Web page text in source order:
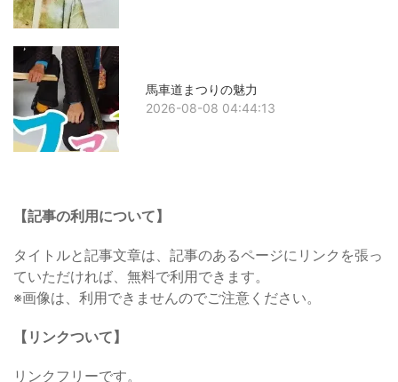
馬車道まつりの魅力
2026-08-08 04:44:13
【記事の利用について】
タイトルと記事文章は、記事のあるページにリンクを張っ
ていただければ、無料で利用できます。
※画像は、利用できませんのでご注意ください。
【リンクついて】
リンクフリーです。